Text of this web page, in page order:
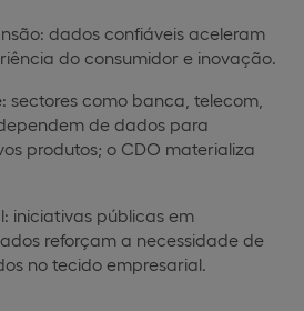
dados confiáveis aceleram
do consumidor e inovação.
sectores como banca, telecom,
de dados para
produtos; o CDO materializa
iniciativas públicas em
reforçam a necessidade de
no tecido empresarial.